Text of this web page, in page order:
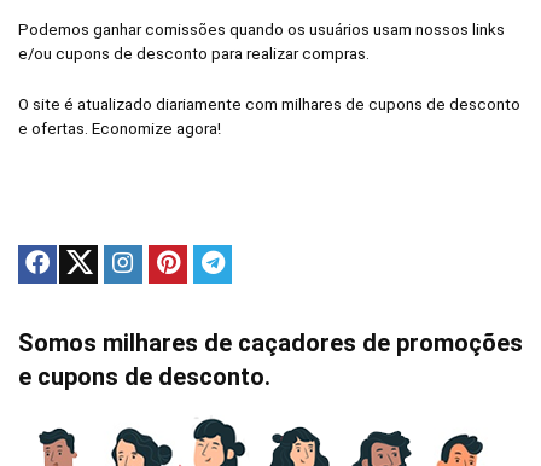
Podemos ganhar comissões quando os usuários usam nossos links
e/ou cupons de desconto para realizar compras.
O site é atualizado diariamente com milhares de cupons de desconto
e ofertas. Economize agora!
Somos milhares de caçadores de promoções
e cupons de desconto.